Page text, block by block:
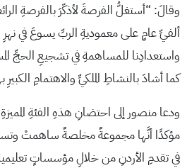
وقالَ: “أستغلُّ الفرصةَ لأذكّرَ بالفرصةِ
ألفيِّ عامٍ على معموديةِ الربِّ يسوعَ في نهرِ
واستعدادِنا للمساهمةِ في تشجيعِ الحجِّ
كما أشادَ بالنشاطِ الملكيِّ والاهتمامِ الكبيرِ
ودعا منصور إلى احتضانِ هذهِ الفئةِ المميزةِ
مؤكدًا أنَّها مجموعةٌ مخلصةٌ ساهمتْ
في تقدمِ الأردنِ من خلالِ مؤسساتٍ